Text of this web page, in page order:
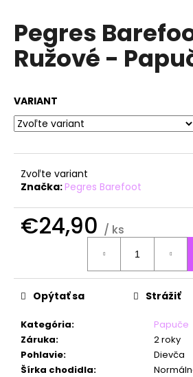
Pegres
Ružové -
VARIANT
Zvoľte variant
Značka:Pegres Barefoot
€24,90 / ks
Kategória:
Papuče
Záruka:
2 roky
Pohlavie:
Dievča
Šírka chodidla:
Opýtať sa Strážiť
j
s
ť
O
d
r
ú
a
m
e